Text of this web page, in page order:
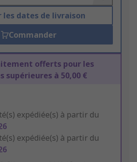
les dates de livraison
Commander
offerts pour les
supérieures à 50,00 €
expédiée(s) à partir du
expédiée(s) à partir du